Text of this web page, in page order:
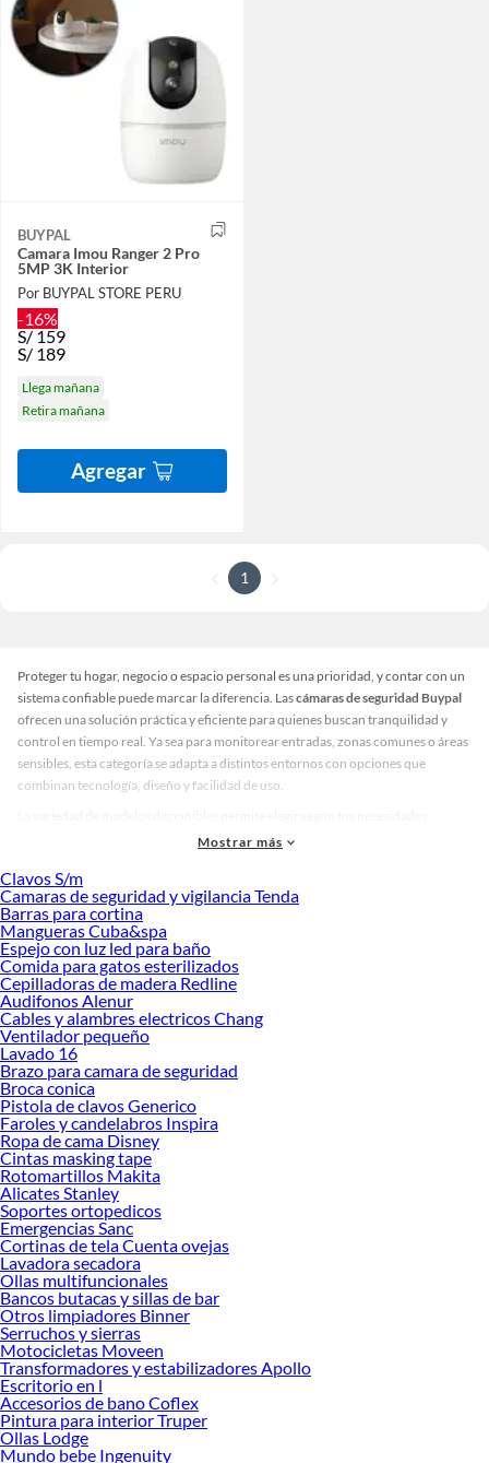
BUYPAL
Camara Imou Ranger 2 Pro
5MP 3K Interior
Por BUYPAL STORE PERU
-16%
S/159
S/ 189
Llega mañana
Retira mañana
Agregar
1
Proteger tu hogar, negocio o espacio personal es una prioridad, y contar con un
sistema confiable puede marcar la diferencia. Lascámaras de seguridad Buypal
ofrecen una solución práctica y eficiente para quienes buscan tranquilidad y
control en tiempo real. Ya sea para monitorear entradas, zonas comunes o áreas
sensibles, esta categoría se adapta a distintos entornos con opciones que
combinan tecnología, diseño y facilidad de uso.
específicas. Puedes encontrar cámaras de seguridad Buypal con diseños
visión nocturna o detección de movimiento. Además, hay alternativas en
diferentes colores y acabados que se integran fácilmente al estilo de tu espacio.
Esta diversidad facilita que cada usuario encuentre el sistema ideal para reforzar
su seguridad sin complicaciones.
Al momento de comparar, es importante considerar el tipo de instalación, el
nivel de cobertura que necesitas y si prefieres monitoreo remoto desde tu
celular o una solución más tradicional. ¿Buscas una cámara para vigilar a tus
mascotas mientras estás fuera? ¿Necesitas supervisar el ingreso de personas en
horarios específicos? Las
cámaras de seguridad Buypal
van más allá de la vigilancia: te brindan control, prevención y tranquilidad.
Descubre cuál se adapta mejor a ti y toma decisiones informadas para proteger
lo que más valoras.
Explora nuestras colecciones disponibles y conoce más sobre sus beneficios.
Elegir el sistema adecuado puede ayudarte a mantener tus espacios seguros y
conectados, con tecnología pensada para facilitar tu día a día.
Enlaces relacionados:
Camaras de seguridad
Repetidor wifi
Parlante
Cargador portatil
Antenas para tv
Timbre
Intercomunicador
Tripode para celular
Router wifi
Cargador de celular
Mostrar más
Clavos S/m
Camaras de seguridad y vigilancia Tenda
Barras para cortina
Mangueras Cuba&spa
Espejo con luz led para baño
Comida para gatos esterilizados
Cepilladoras de madera Redline
Audifonos Alenur
Cables y alambres electricos Chang
Ventilador pequeño
Lavado 16
Brazo para camara de seguridad
Broca conica
Pistola de clavos Generico
Faroles y candelabros Inspira
Ropa de cama Disney
Cintas masking tape
Rotomartillos Makita
Alicates Stanley
Soportes ortopedicos
Emergencias Sanc
Cortinas de tela Cuenta ovejas
Lavadora secadora
Ollas multifuncionales
Bancos butacas y sillas de bar
Otros limpiadores Binner
Serruchos y sierras
Motocicletas Moveen
Transformadores y estabilizadores Apollo
Escritorio en l
Accesorios de bano Coflex
Pintura para interior Truper
Ollas Lodge
Mundo bebe Ingenuity